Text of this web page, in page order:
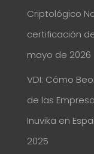
Criptológico
certificación
mayo de 2026
VDI: Cómo
de las
Inuvika en
2025